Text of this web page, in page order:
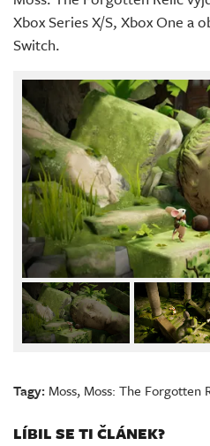
Xbox Series X/S, Xbox One a
Switch.
Tagy: Moss, Moss: The Forgotten
LÍBIL SE TI ČLÁNEK?